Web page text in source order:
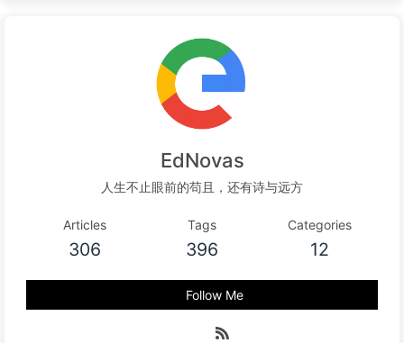
EdNovas
人生不止眼前的苟且，还有诗与远方
Articles
306
Tags
396
Categories
12
Follow Me